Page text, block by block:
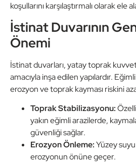
koşullarını karşılaştırmalı olarak ele
İstinat Duvarının
Önemi
İstinat duvarları, yatay toprak
amacıyla inşa edilen yapılardır.
erozyon ve toprak kayması riskini
Toprak Stabilizasyonu:
yakın eğimli arazilerde,
güvenliği sağlar.
Erozyon Önleme:Yüzey
erozyonun önüne geçer.